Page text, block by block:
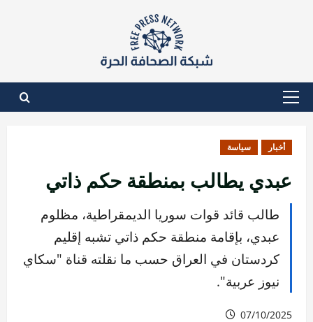
القائمة
أخبار سياسة
عبدي يطالب بمنطقة حكم ذاتي
طالب قائد قوات سوريا الديمقراطية، مظلوم
عبدي، بإقامة منطقة حكم ذاتي تشبه إقليم
كردستان في العراق حسب ما نقلته قناة "سكاي
نيوز عربية".
07/10/2025